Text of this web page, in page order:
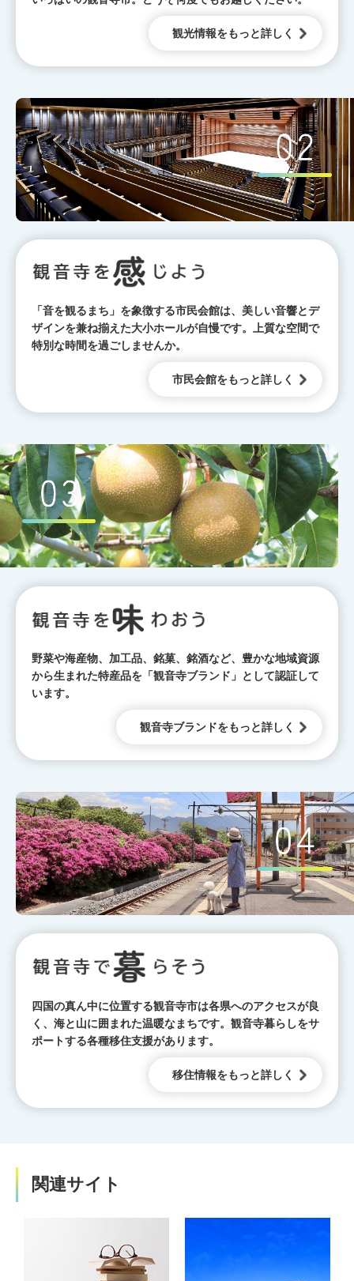
観光情報をもっと詳しく
「音を観るまち」を象徴する市民会館は、美しい音響とデ
ザインを兼ね揃えた大小ホールが自慢です。上質な空間で
特別な時間を過ごしませんか。
市民会館をもっと詳しく
野菜や海産物、加工品、銘菓、銘酒など、豊かな地域資源
から生まれた特産品を「観音寺ブランド」として認証して
います。
観音寺ブランドをもっと詳しく
四国の真ん中に位置する観音寺市は各県へのアクセスが良
く、海と山に囲まれた温暖なまちです。観音寺暮らしをサ
ポートする各種移住支援があります。
移住情報をもっと詳しく
関連サイト